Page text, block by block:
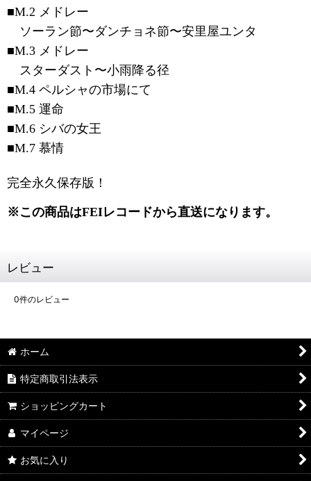
■M.2 メドレー
ソーラン節〜ダンチョネ節〜安里屋ユンタ
■M.3 メドレー
スターダスト〜小雨降る径
■M.4 ペルシャの市場にて
■M.5 運命
■M.6 シバの女王
■M.7 慕情
完全永久保存版！
※この商品はFEIレコードから直送になります。
レビュー
0件のレビュー
ホーム
特定商取引法表示
ショッピングカート
マイページ
お気に入り